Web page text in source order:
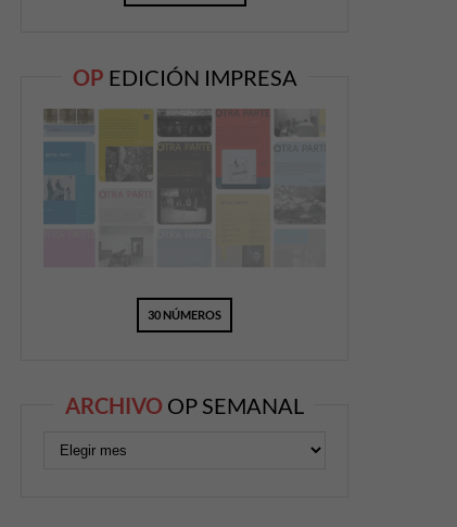
OP EDICIÓN IMPRESA
30 NÚMEROS
ARCHIVO OP SEMANAL